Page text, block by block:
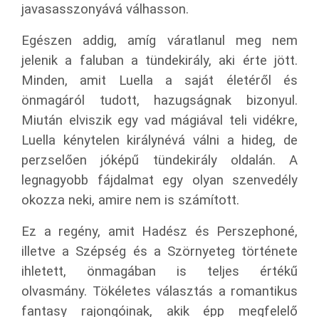
javasasszonyává válhasson.
Egészen addig, amíg váratlanul meg nem
jelenik a faluban a tündekirály, aki érte jött.
Minden, amit Luella a saját életéről és
önmagáról tudott, hazugságnak bizonyul.
Miután elviszik egy vad mágiával teli vidékre,
Luella kénytelen királynévá válni a hideg, de
perzselően jóképű tündekirály oldalán. A
legnagyobb fájdalmat egy olyan szenvedély
okozza neki, amire nem is számított.
Ez a regény, amit Hadész és Perszephoné,
illetve a Szépség és a Szörnyeteg története
ihletett, önmagában is teljes értékű
olvasmány. Tökéletes választás a romantikus
fantasy rajongóinak, akik épp megfelelő